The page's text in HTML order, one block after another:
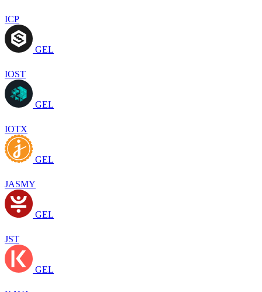
ICP
GEL
IOST
GEL
IOTX
GEL
JASMY
GEL
JST
GEL